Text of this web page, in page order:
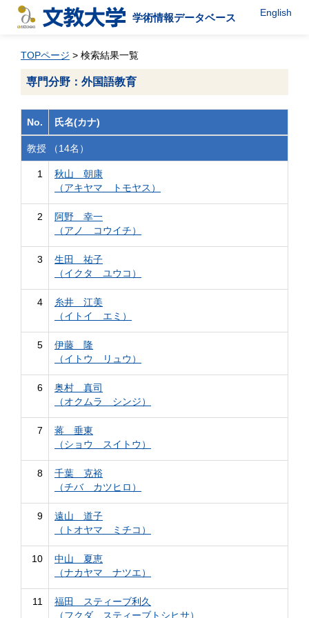
学術情報データベース English
TOPページ > 検索結果一覧
専門分野：外国語教育
No. 氏名(カナ)
教授 （14名）
1
秋山 朝康
（アキヤマ トモヤス）
2
阿野 幸一
（アノ コウイチ）
3
生田 祐子
（イクタ ユウコ）
4
糸井 江美
（イトイ エミ）
5
伊藤 隆
（イトウ リュウ）
6
奥村 真司
（オクムラ シンジ）
7
蒋 垂東
（ショウ スイトウ）
8
千葉 克裕
（チバ カツヒロ）
9
遠山 道子
（トオヤマ ミチコ）
10
中山 夏恵
（ナカヤマ ナツエ）
11
福田 スティーブ利久
（フクダ スティーブトシヒサ）